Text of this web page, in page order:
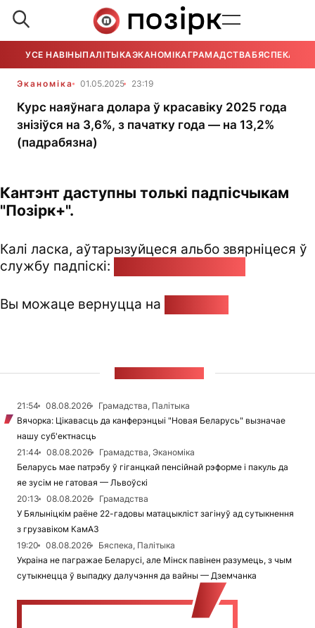
УСЕ НАВІНЫПАЛІТЫКАЭКАНОМІКАГРАМАДСТВАБЯСПЕКА
Эканоміка 01.05.2025 23:19
Курс наяўнага долара ў красавіку 2025 года
знізіўся на 3,6%, з пачатку года — на 13,2%
(падрабязна)
Кантэнт даступны толькі падпісчыкам
"Позірк+".
Калі ласка, аўтарызуйцеся альбо звярніцеся ў
службу падпіскі:
Вы можаце вернуцца на
21:54 08.08.2026
Грамадства, Палітыка
Вячорка: Цікавасць да канферэнцыі "Новая Беларусь" вызначае
нашу суб'ектнасць
21:44
08.08.2026
Грамадства, Эканоміка
Беларусь мае патрэбу ў гіганцкай пенсійнай рэформе і пакуль да
яе зусім не гатовая — Львоўскі
20:13
08.08.2026
Грамадства
У Бялыніцкім раёне 22-гадовы матацыкліст загінуў ад сутыкнення
з грузавіком КамАЗ
19:20
08.08.2026
Бяспека, Палітыка
Украіна не пагражае Беларусі, але Мінск павінен разумець, з чым
сутыкнецца ў выпадку далучэння да вайны — Дземчанка